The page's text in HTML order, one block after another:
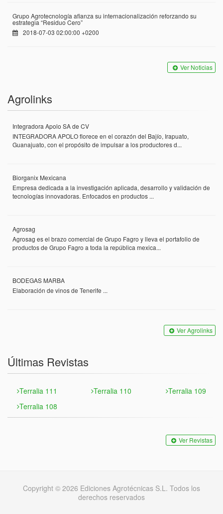
Grupo Agrotecnología afianza su internacionalización reforzando su
estrategia “Residuo Cero”
2018-07-03 02:00:00 +0200
Ver Noticias
Agrolinks
Integradora Apolo SA de CV
INTEGRADORA APOLO florece en el corazón del Bajío, Irapuato,
Guanajuato, con el propósito de impulsar a los productores d...
Biorganix Mexicana
Empresa dedicada a la investigación aplicada, desarrollo y validación de
tecnologías innovadoras. Enfocados en productos ...
Agrosag
Agrosag es el brazo comercial de Grupo Fagro y lleva el portafolio de
productos de Grupo Fagro a toda la república mexica...
BODEGAS MARBA
Elaboración de vinos de Tenerife ...
Ver Agrolinks
Últimas Revistas
Terralia 111 Terralia 110
Terralia 109
Terralia 108
Ver Revistas
Copyright © 2026 Ediciones Agrotécnicas S.L. Todos los
derechos reservados